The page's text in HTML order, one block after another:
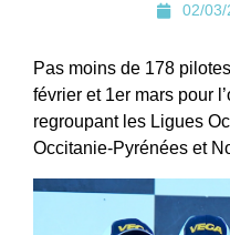
02/03/
Pas moins de 178
février et 1er mars pour
regroupant les Ligues
Occitanie-Pyrénées et